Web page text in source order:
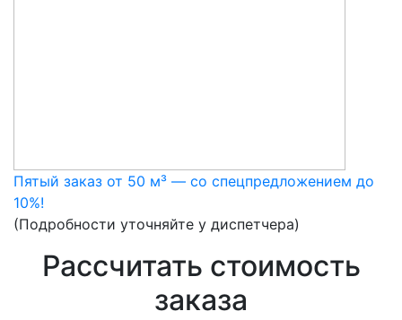
Пятый заказ от 50 м³ — со спецпредложением до
10%!
(Подробности уточняйте у диспетчера)
Рассчитать стоимость
заказа